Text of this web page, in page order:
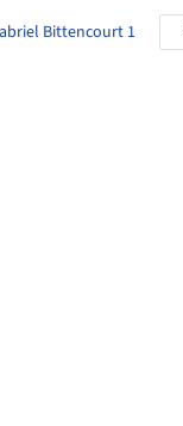
Bittencourt 1